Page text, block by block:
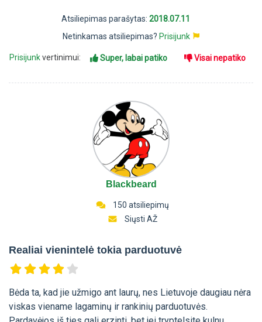
Atsiliepimas parašytas: 2018.07.11
Netinkamas atsiliepimas? Prisijunk
Prisijunkvertinimui: Super, labai patiko Visai nepatiko
Blackbeard
150 atsiliepimų
Siųsti AŽ
Realiai vienintelė tokia parduotuvė
Bėda ta, kad jie užmigo ant laurų, nes Lietuvoje daugiau nėra
viskas viename lagaminų ir rankinių parduotuvės.